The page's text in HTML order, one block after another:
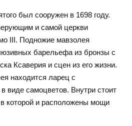
был сооружен в 1698 году.
и самой церкви
III. Подножие мавзолея
барельефа из бронзы с
Ксаверия и сцен из его жизни.
находится ларец с
виде самоцветов. Внутри стоит
которой и расположены мощи